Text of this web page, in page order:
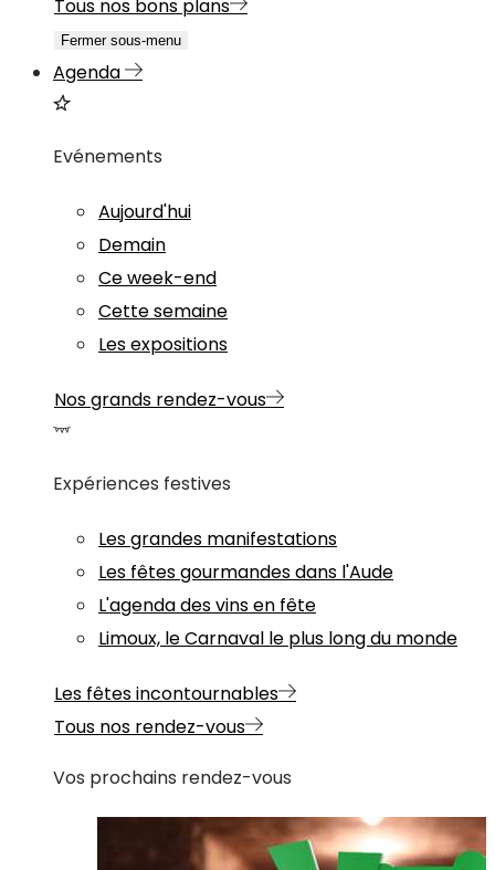
Tous nos bons plans
Fermer sous-menu
Agenda
Evénements
Aujourd'hui
Demain
Ce week-end
Cette semaine
Les expositions
Nos grands rendez-vous
Expériences festives
Les grandes manifestations
Les fêtes gourmandes dans l'Aude
L'agenda des vins en fête
Limoux, le Carnaval le plus long du monde
Les fêtes incontournables
Tous nos rendez-vous
Vos prochains rendez-vous